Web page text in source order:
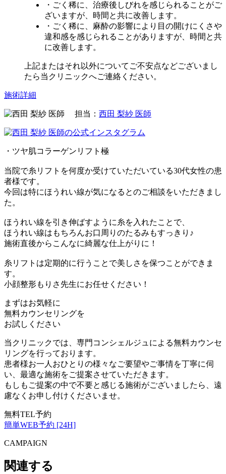
・ごく稀に、治療後しびれを感じられることがご
ざいますが、時間と共に改善します。
・ごく稀に、麻酔の影響により目の開けにくさや
違和感を感じられることがありますが、時間と共
に改善します。
上記またはそれ以外についてご不安点などございまし
たら当クリニックへご連絡ください。
施術詳細
担当： 西田 梨紗 医師
・ツヤ肌コラーゲンリフト極
当院で糸リフトを何度か受けていただいている30代女性の患
者様です。
今回は特にほうれい線が気になるとのご相談をいただきまし
た。
ほうれい線を引き伸ばすように糸を入れたことで、
ほうれい線はもちろんお口周りのたるみもすっきり♪
施術直後からこんなに綺麗な仕上がりに！
糸リフトは定期的に行うことで美しさを保つことができま
す。
小顔整形もりさ先生にお任せください！
まずはお気軽に
無料カウンセリングを
お試しください
当クリニックでは、専門コンシェルジュによる無料カウンセ
リングを行っております。
患者様お一人おひとりの様々なご要望やご事情を丁寧に伺
い、最適な施術をご提案させていただきます。
もしもご提案の中で不要と感じる施術がございましたら、遠
慮なくお申し付けくださいませ。
無料TEL予約
簡単WEB予約 [24H]
CAMPAIGN
関連する